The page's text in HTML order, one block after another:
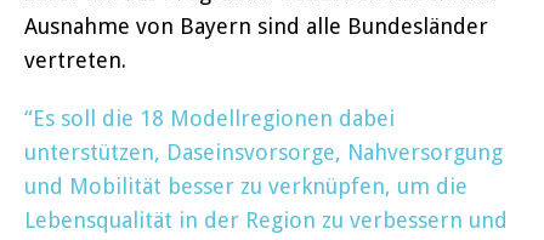
Ausnahme von Bayern sind alle Bundesländer
vertreten.
“Es soll die 18 Modellregionen dabei
unterstützen, Daseinsvorsorge, Nahversorgung
und Mobilität besser zu verknüpfen, um die
Lebensqualität in der Region zu verbessern und